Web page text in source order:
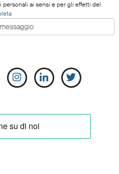
ai sensi e per gli effetti del